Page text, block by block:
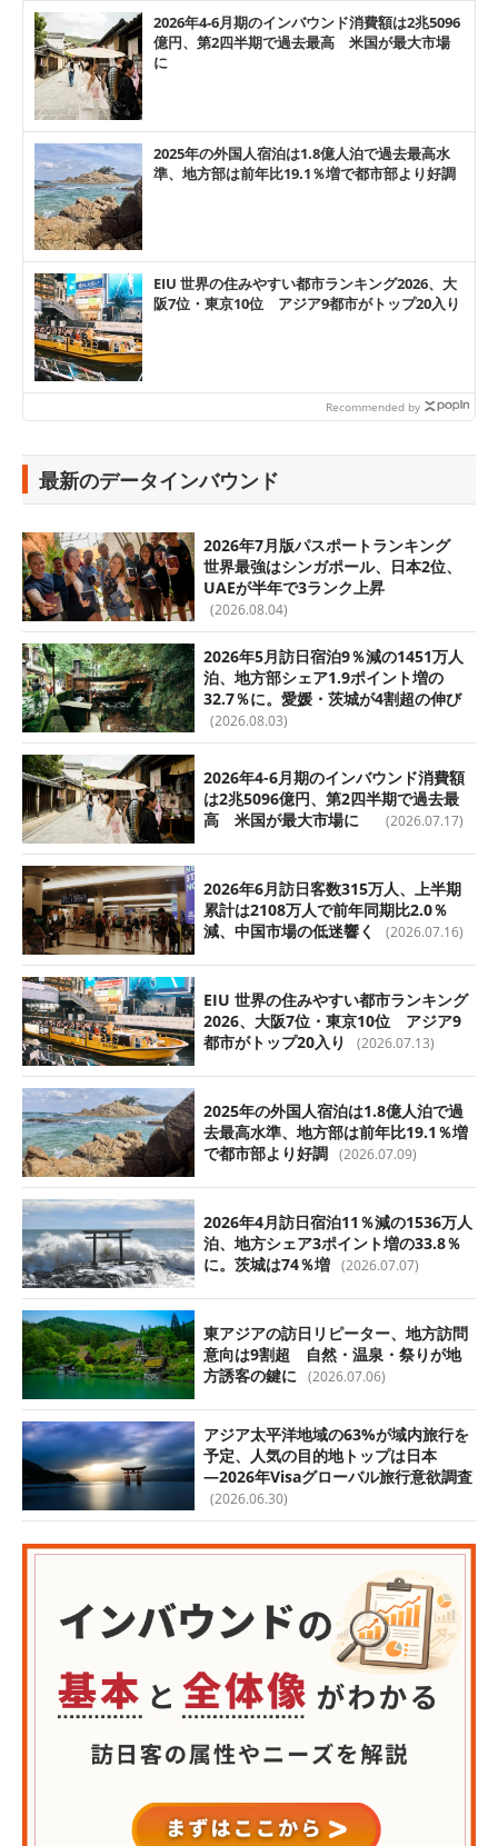
2026年4-6月期のインバウンド消費額は2兆5096
億円、第2四半期で過去最高 米国が最大市場
に
2025年の外国人宿泊は1.8億人泊で過去最高水
準、地方部は前年比19.1％増で都市部より好調
EIU 世界の住みやすい都市ランキング2026、大
阪7位・東京10位 アジア9都市がトップ20入り
Recommended by
最新のデータインバウンド
2026年7月版パスポートランキング
世界最強はシンガポール、日本2位、
UAEが半年で3ランク上昇
(2026.08.04)
2026年5月訪日宿泊9％減の1451万人
泊、地方部シェア1.9ポイント増の
32.7％に。愛媛・茨城が4割超の伸び
(2026.08.03)
2026年4-6月期のインバウンド消費額
は2兆5096億円、第2四半期で過去最
高 米国が最大市場に
(2026.07.17)
2026年6月訪日客数315万人、上半期
累計は2108万人で前年同期比2.0％
減、中国市場の低迷響く
(2026.07.16)
EIU 世界の住みやすい都市ランキング
2026、大阪7位・東京10位 アジア9
都市がトップ20入り
(2026.07.13)
2025年の外国人宿泊は1.8億人泊で過
去最高水準、地方部は前年比19.1％増
で都市部より好調 (2026.07.09)
2026年4月訪日宿泊11％減の1536万人
泊、地方シェア3ポイント増の33.8％
に。茨城は74％増 (2026.07.07)
東アジアの訪日リピーター、地方訪問
意向は9割超 自然・温泉・祭りが地
方誘客の鍵に (2026.07.06)
アジア太平洋地域の63%が域内旅行を
予定、人気の目的地トップは日本
―2026年Visaグローバル旅行意欲調査
(2026.06.30)